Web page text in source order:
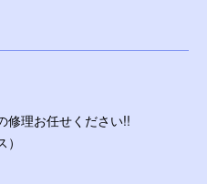
理お任せください!!